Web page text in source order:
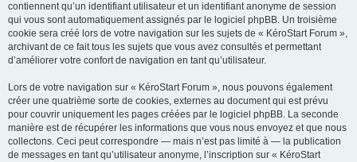
contiennent qu’un identifiant utilisateur et un identifiant anonyme de session
qui vous sont automatiquement assignés par le logiciel phpBB. Un troisième
cookie sera créé lors de votre navigation sur les sujets de « KéroStart Forum »,
archivant de ce fait tous les sujets que vous avez consultés et permettant
d’améliorer votre confort de navigation en tant qu’utilisateur.
Lors de votre navigation sur « KéroStart Forum », nous pouvons également
créer une quatrième sorte de cookies, externes au document qui est prévu
pour couvrir uniquement les pages créées par le logiciel phpBB. La seconde
manière est de récupérer les informations que vous nous envoyez et que nous
collectons. Ceci peut correspondre — mais n’est pas limité à — la publication
de messages en tant qu’utilisateur anonyme, l’inscription sur « KéroStart